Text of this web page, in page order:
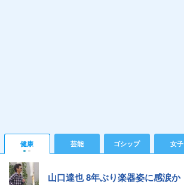
健康 芸能 ゴシップ 女子
山口達也 8年ぶり楽器姿に感涙か